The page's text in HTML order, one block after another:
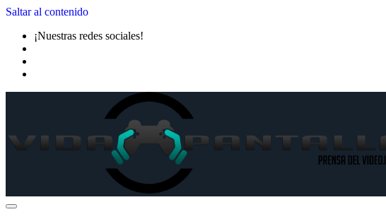
Saltar al contenido
¡Nuestras redes sociales!